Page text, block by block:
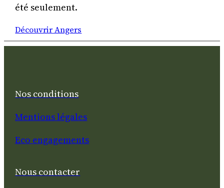
été seulement.
Découvrir Angers
Nos conditions
Mentions légales
Eco engagements
Nous contacter